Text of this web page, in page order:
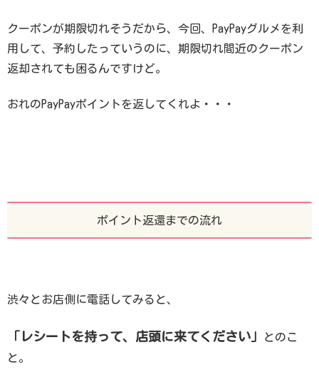
クーポンが期限切れそうだから、今回、PayPayグルメを利
用して、予約したっていうのに、期限切れ間近のクーポン
返却されても困るんですけど。
おれのPayPayポイントを返してくれよ・・・
ポイント返還までの流れ
渋々とお店側に電話してみると、
「レシートを持って、店頭に来てください」
とのこ
と。